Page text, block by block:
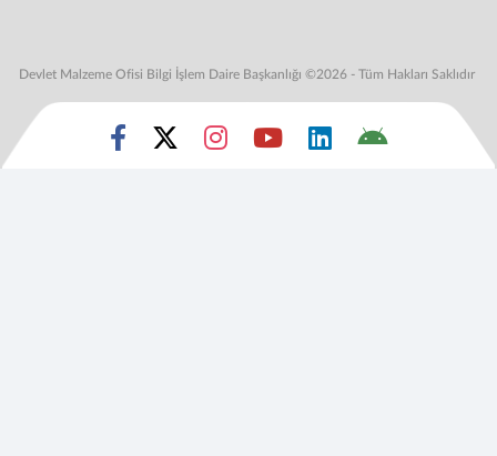
Devlet Malzeme Ofisi Bilgi İşlem Daire Başkanlığı ©2026 - Tüm Hakları Saklıdır